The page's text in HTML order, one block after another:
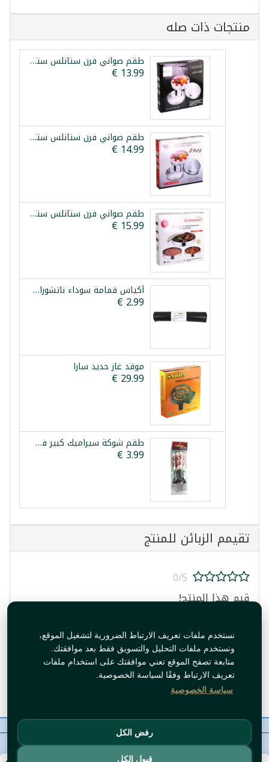
نستخدم ملفات تعريف الارتباط الضرورية لتشغيل الموقع،
ونستخدم ملفات التحليل والتسويق فقط بعد موافقتك.
متابعة تصفح الموقع تعني موافقتك على استخدام ملفات
تعريف الارتباط وفقًا لسياسة الخصوصية.
سياسة الخصوصية
رفض الكل
قبول الكل
منتجات ذات صله
طقم صواني فرن ستانلس ستيل 3 قطع ليبكس 28/32/36سم
طقم صواني فرن ستانلس ستيل 3 قطع 28/32/36سم
طقم صواني فرن ستانلس ستيل 3 قطع كوش ماستر بلاتينيوم
أكياس قمامة سوداء ناتشوراسترك 60*80 سم 20 قطعة
موقد غاز حديد سارا
طقم شوكة سيراميك كبير فضي 6 قطع
تقيمم الزبائن للمنتج
0/5
قيم هذا المنتج!
قيم المنتج
معلومات عنا
حقوق النشر©Tawfeer 2018-2026